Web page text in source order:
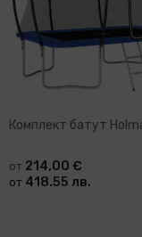
Комплект батут
от 214,00 €
от 418.55 лв.